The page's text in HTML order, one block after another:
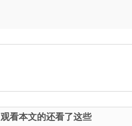
观看本文的还看了这些